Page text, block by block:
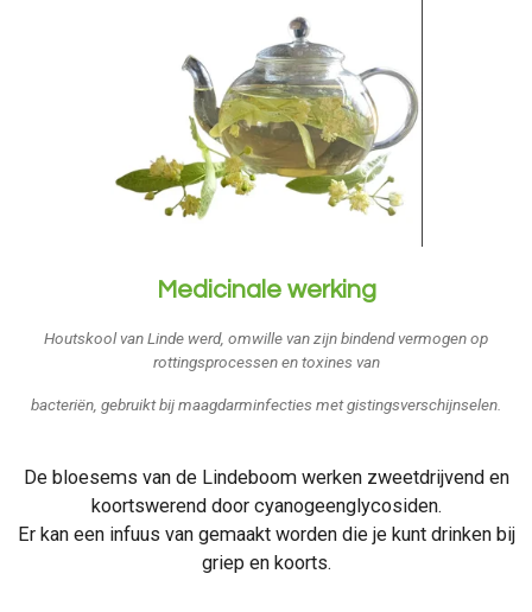
Medicinale werking
Houtskool van Linde werd, omwille van zijn bindend vermogen op
rottingsprocessen en toxines van
bacteriën, gebruikt bij maagdarminfecties met gistingsverschijnselen.
De bloesems van de Lindeboom werken zweetdrijvend en
koortswerend door cyanogeenglycosiden.
Er kan een infuus van gemaakt worden die je kunt drinken bij
griep en koorts.